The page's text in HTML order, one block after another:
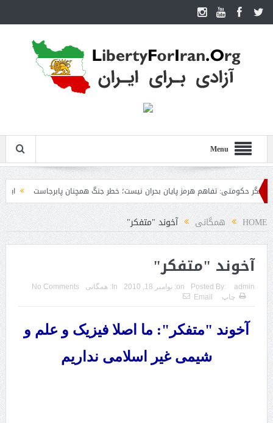
Menu
حکومتی: تفاهم هرمز پایان بحران نیست؛ خطر جنگ همچنان پابرجاست ایران؛
HOME همگانی آخوند "متفکر"
آخوند "متفکر"
Posted By: admin
on: نوامبر 18, 2010 In: همگانی
No Comments
چاپ
Email
آخوند "متفکر": ما اصلا فیزیک و علم و
شیمی غیر اسلامی نداریم